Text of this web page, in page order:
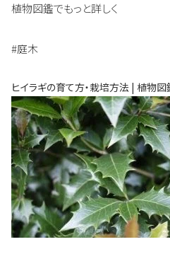
植物図鑑でもっと詳しく
#庭木
ヒイラギの育て方・栽培方法 | 植物図